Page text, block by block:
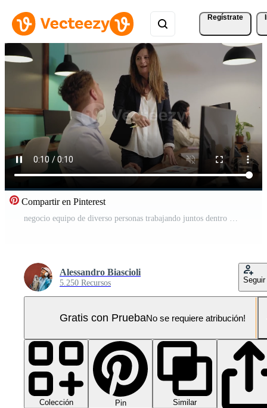
Regístrate
Compartir en Pinterest
negocio equipo de diverso personas trabajando juntos dentro moderno oficina Vídeo Pro
Alessandro Biascioli
5.250 Recursos Seguir
Gratis con PruebaNo se requiere atribución!
Colección Pin
Similar